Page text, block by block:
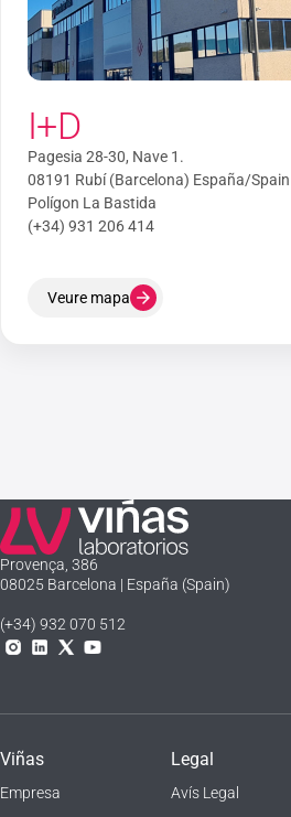
I+D
Pagesia 28-30, Nave 1.
08191 Rubí (Barcelona) España/Spain
Polígon La Bastida
(+34) 931 206 414
Veure mapa
Laboratorios Viñas
Provença, 386
08025 Barcelona | España (Spain)
(+34) 932 070 512
Instagram
Linkedln
X YouTube
Viñas
Empresa
Legal
Avís Legal